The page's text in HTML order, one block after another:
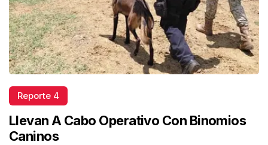
Reporte 4
Llevan A Cabo Operativo Con Binomios
Caninos